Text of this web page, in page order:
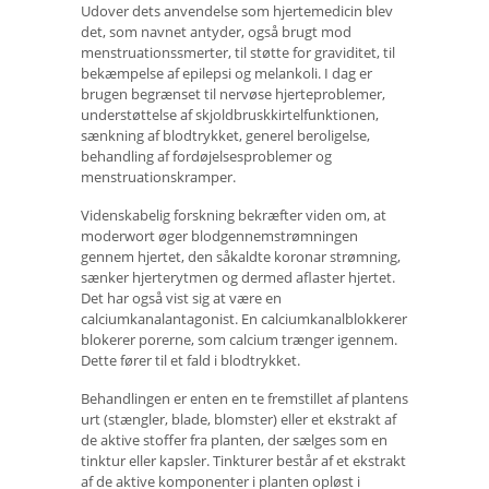
Udover dets anvendelse som hjertemedicin blev
det, som navnet antyder, også brugt mod
menstruationssmerter, til støtte for graviditet, til
bekæmpelse af epilepsi og melankoli. I dag er
brugen begrænset til nervøse hjerteproblemer,
understøttelse af skjoldbruskkirtelfunktionen,
sænkning af blodtrykket, generel beroligelse,
behandling af fordøjelsesproblemer og
menstruationskramper.
Videnskabelig forskning bekræfter viden om, at
moderwort øger blodgennemstrømningen
gennem hjertet, den såkaldte koronar strømning,
sænker hjerterytmen og dermed aflaster hjertet.
Det har også vist sig at være en
calciumkanalantagonist. En calciumkanalblokkerer
blokerer porerne, som calcium trænger igennem.
Dette fører til et fald i blodtrykket.
Behandlingen er enten en te fremstillet af plantens
urt (stængler, blade, blomster) eller et ekstrakt af
de aktive stoffer fra planten, der sælges som en
tinktur eller kapsler. Tinkturer består af et ekstrakt
af de aktive komponenter i planten opløst i